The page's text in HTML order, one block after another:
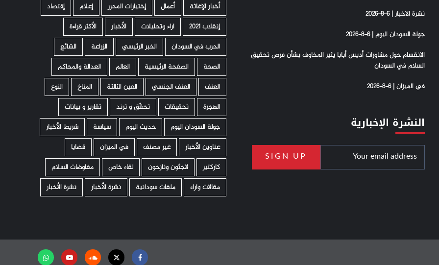
نشرة الاخبار | 6-8-2026
جولة السودان اليوم | 6-8-2026
الانقسام حول مشاورات أديس أبابا يثير المخاوف بشأن فرص تحقيق
السلام في السودان
في الميزان | 6-8-2026
النشرة الإخبارية
أخبار الإغاثة
أعمال إختيارات المحرر إعلام
إقتصاد
إنقلاب 2021
اراء وتحليلات الأخبار
الأكثر قراءة
الحرب في السودان
الخبر الرئيسي الزراعة
الشائع
الصحة
الصفحة الرئيسية العالم
العدالة والمحاكم
العنف
العنف الجنسي العين الثالثة المناخ
النوع
الهجرة
تحقيقات تحقّق و ترند
تقارير و بيانات
جولة السودان اليوم
حديث اليوم سياسة
شريط الأخبار
عناوين الأخبار
غير مصنف في الميزان
قضايا
كاركتير
لاجئون ونازحون لقاء خاص
مفاوضات السلام
مقالات واراء
ملفات سودانية نشرة الأخبار نشرة الأخبار
Facebook
Twitter
Soundcloud
Youtubeتابعنا